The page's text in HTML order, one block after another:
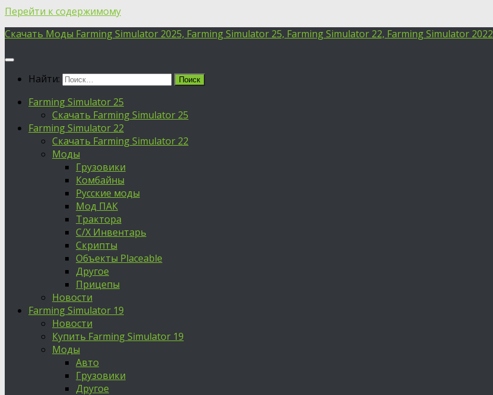
Перейти к содержимому
Скачать Моды Farming Simulator 2025, Farming Simulator 25, Farming Simulator 22, Farming Simulator 2022
Найти:
Farming Simulator 25
Скачать Farming Simulator 25
Farming Simulator 22
Скачать Farming Simulator 22
Моды
Грузовики
Комбайны
Русские моды
Мод ПАК
Трактора
С/Х Инвентарь
Скрипты
Объекты Placeable
Другое
Прицепы
Новости
Farming Simulator 19
Новости
Купить Farming Simulator 19
Моды
Авто
Грузовики
Другое